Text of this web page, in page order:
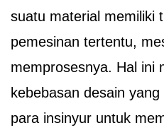
suatu material memiliki
pemesinan tertentu,
memprosesnya. Hal ini
kebebasan desain
para insinyur untuk